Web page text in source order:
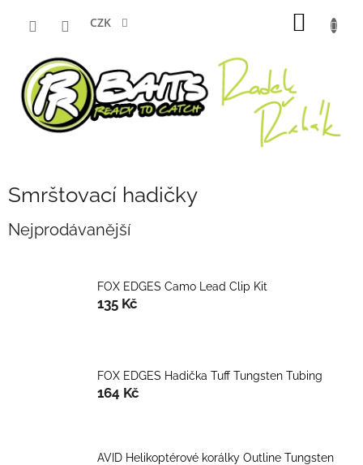
CZK
Smrštovací hadičky
Nejprodávanější
FOX EDGES Camo Lead Clip Kit
135 Kč
FOX EDGES Hadička Tuff Tungsten Tubing
164 Kč
AVID Helikoptérové korálky Outline Tungsten